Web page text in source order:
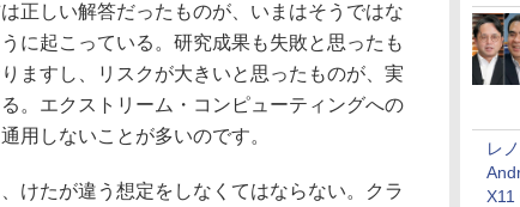
レ
X11
正しい解答だったものが、いまはそうではな
に起こっている。研究成果も失敗と思ったも
ますし、リスクが大きいと思ったものが、実
。エクストリーム・コンピューティングへの
用しないことが多いのです。
けたが違う想定をしなくてはならない。クラ